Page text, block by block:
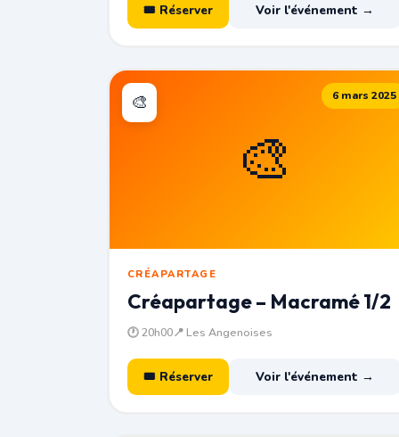
🎟 Réserver Voir l'événement →
🎨
🎨 6 mars 2025
CRÉAPARTAGE
Créapartage – Macramé 1/2
🕐 20h00📍 Les Angenoises
🎟 Réserver Voir l'événement →